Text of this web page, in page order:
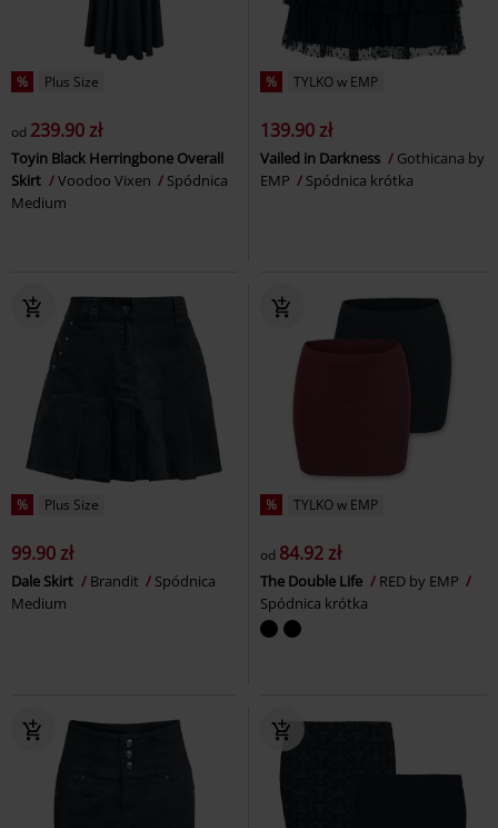
% Plus Size
od 239.90 zł
Toyin Black Herringbone Overall
Skirt
Voodoo Vixen
Spódnica
Medium
% TYLKO w EMP
139.90 zł
Vailed in Darkness
Gothicana by
EMP
Spódnica krótka
% Plus Size
99.90 zł
Dale Skirt Brandit
Spódnica
Medium
% TYLKO w EMP
od 84.92 zł
The Double Life
RED by EMP
Spódnica krótka